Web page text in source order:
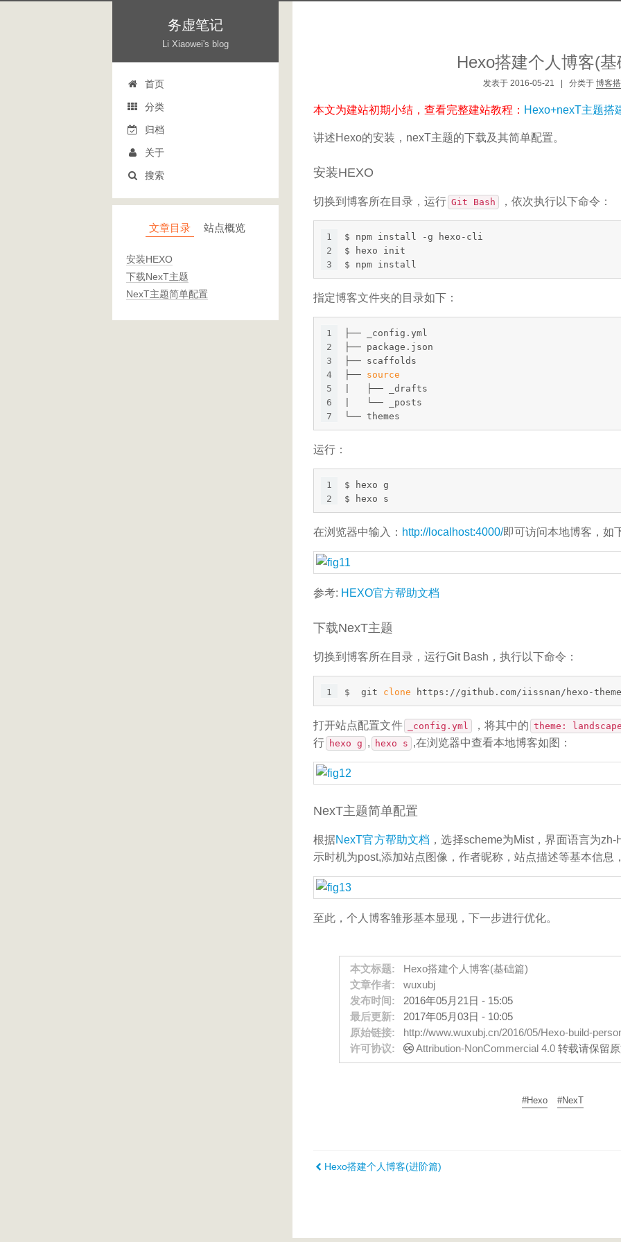
务虚笔记
Li Xiaowei's blog
首页
分类
归档
关于
搜索
Hexo搭建个人博客(基
发表于 2016-05-21 分类于 博客
本文为建站初期小结，查看完整建站教程： Hexo+nexT主题搭
讲述Hexo的安装，nexT主题的下载及其简单配置。
安装HEXO
切换到博客所在目录，运行 Git Bash ，依次执行以下命令：
1
2
3
$ npm install -g hexo-cli
$ hexo init
$ npm install
指定博客文件夹的目录如下：
1
2
3
4
5
6
7
├── _config.yml
├── package.json
├── scaffolds
├── source
|   ├── _drafts
|   └── _posts
└── themes
运行：
1
2
$ hexo g
$ hexo s
在浏览器中输入： http://localhost:4000/即可访问本地博客，如
参考: HEXO官方帮助文档
下载NexT主题
切换到博客所在目录，运行Git Bash，执行以下命令：
1 $  git clone https://github.com/iissnan/hexo-
打开站点配置文件 _config.yml ，将其中的 theme: landscape
行 hexo g , hexo s ,在浏览器中查看本地博客如图：
NexT主题简单配置
根据NexT官方帮助文档 ，选择scheme为Mist，界面语言为
示时机为post,添加站点图像，作者昵称，站点描述等基本信息
至此，个人博客雏形基本显现，下一步进行优化。
本文标题:
Hexo搭建个人博客(基础篇)
文章作者:
wuxubj
发布时间:
2016年05月21日 - 15:05
最后更新:
2017年05月03日 - 10:05
原始链接:
http://www.wuxubj.cn/2016/05/Hexo-build-
许可协议:
Attribution-NonCommercial 4.0转载请保留原
#Hexo #NexT
Hexo搭建个人博客(进阶篇)
文章目录 站点概览
安装HEXO
下载NexT主题
NexT主题简单配置